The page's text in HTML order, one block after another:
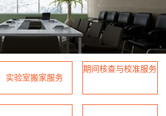
实验室搬家服务
期间核查与校准服务